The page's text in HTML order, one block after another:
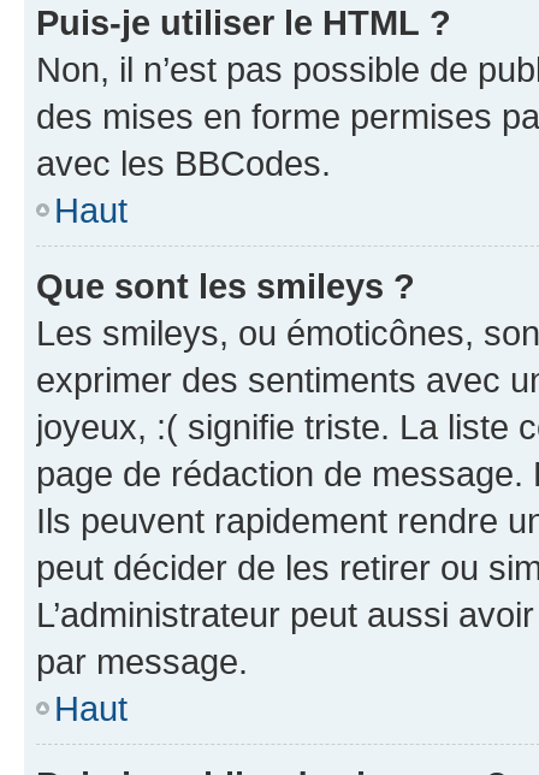
Puis-je utiliser le HTML ?
Non, il n’est pas possible de
des mises en forme permises
avec les BBCodes.
Haut
Que sont les smileys ?
Les smileys, ou émoticônes,
exprimer des sentiments avec
joyeux, :( signifie triste. La liste
page de rédaction de
Ils peuvent rapidement rendre
peut décider de les retirer ou
L’administrateur peut aussi
par message.
Haut